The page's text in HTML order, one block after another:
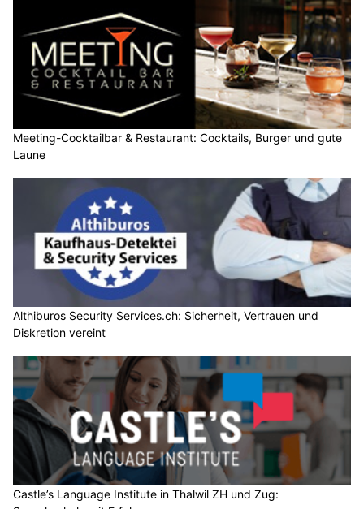
Meeting-Cocktailbar & Restaurant: Cocktails, Burger und gute
Laune
Althiburos Security Services.ch: Sicherheit, Vertrauen und
Diskretion vereint
Castle’s Language Institute in Thalwil ZH und Zug: